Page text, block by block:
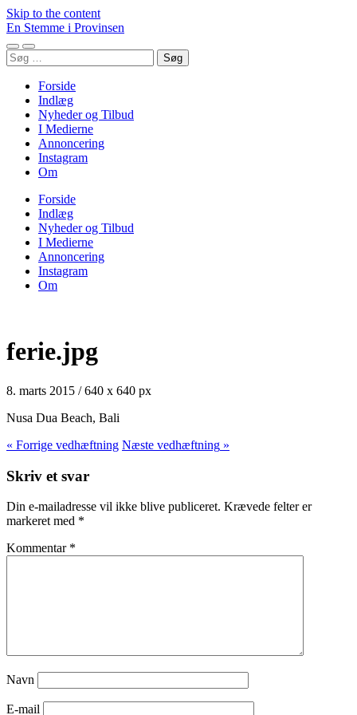
Skip to the content
En Stemme i Provinsen
Toggle
mobile
Toggle
search
Søg
efter:
Forside
Indlæg
Nyheder og Tilbud
I Medierne
Annoncering
Instagram
Om
Forside
Indlæg
Nyheder og Tilbud
I Medierne
Annoncering
Instagram
Om
ferie.jpg
8. marts 2015 /640 x 640 px
Nusa Dua Beach, Bali
« Forrige vedhæftning Næste vedhæftning »
Skriv et svar
Din e-mailadresse vil ikke blive publiceret. Krævede felter er
markeret med *
Kommentar *
Navn
E-mail